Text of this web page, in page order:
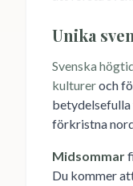
Unika
Svenska
kultureroch
förkristna
Midsommar
Du kommer